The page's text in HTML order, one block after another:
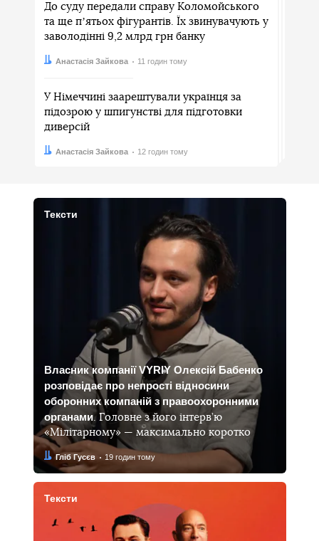
До суду передали справу Коломойського
та ще пʼятьох фігурантів. Їх звинувачують у
заволодінні 9,2 млрд грн банку
Автор:Анастасія Зайкова
Дата: 11 годин тому
У Німеччині заарештували українця за
підозрою у шпигунстві для підготовки
диверсій
Автор:Анастасія Зайкова
Дата: 12 годин тому
Тексти
Власник компанії VYRIY Олексій Бабенко
розповідає про непрості відносини
оборонних компаній з правоохоронними
органами. Головне з його інтерв’ю
«Мілітарному» — максимально коротко
Автор:
Гліб Гусєв
Дата: 19 годин тому
Тексти